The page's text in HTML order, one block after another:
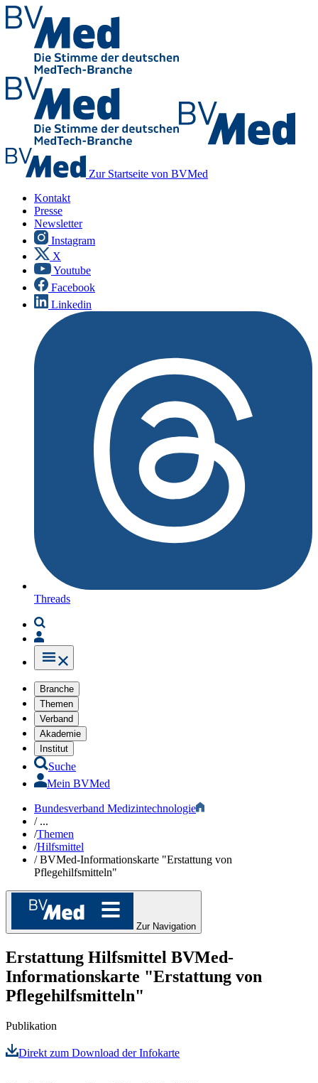
Zur Startseite von BVMed
Kontakt
Presse
Newsletter
Instagram
X
Youtube
Facebook
Linkedin
Threads
Branche
Themen
Verband
Akademie
Institut
Suche
Mein BVMed
Bundesverband Medizintechnologie
/...
/Themen
/Hilfsmittel​
/BVMed-Informationskarte "Erstattung von
Pflegehilfsmitteln"
Zur Navigation
Erstattung Hilfsmittel BVMed-
Informationskarte "Erstattung von
Pflegehilfsmitteln"
Publikation
Direkt zum Download der Infokarte